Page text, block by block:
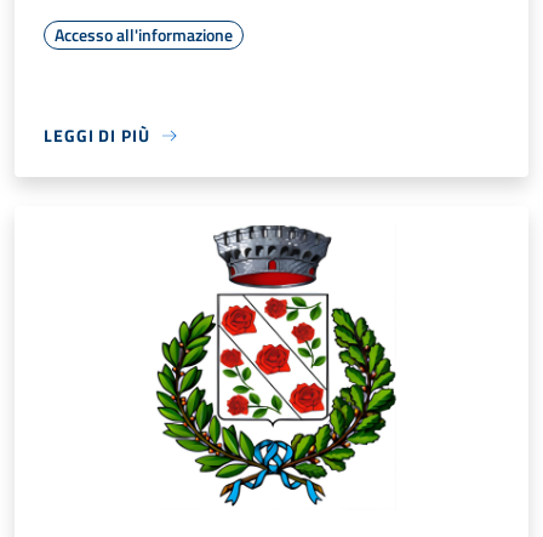
Accesso all'informazione
LEGGI DI PIÙ